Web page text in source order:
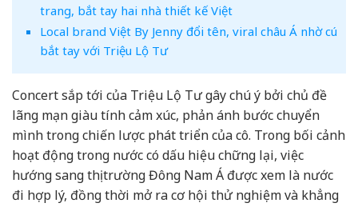
trang, bắt tay hai nhà thiết kế Việt
Local brand Việt By Jenny đổi tên, viral châu Á nhờ cú
bắt tay với Triệu Lộ Tư
Concert sắp tới của Triệu Lộ Tư gây chú ý bởi chủ đề
lãng mạn giàu tính cảm xúc, phản ánh bước chuyển
mình trong chiến lược phát triển của cô. Trong bối cảnh
hoạt động trong nước có dấu hiệu chững lại, việc
hướng sang thị trường Đông Nam Á được xem là nước
đi hợp lý, đồng thời mở ra cơ hội thử nghiệm và khẳng